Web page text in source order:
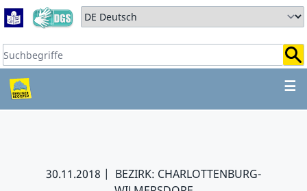
Zum Hauptbereich springen
Zum Hauptmenü springen
Sprache auswählen:
Suchbegriffe:
☰
ZUM HAUPTBEREICH
30.11.2018
BEZIRK: CHARLOTTENBURG-